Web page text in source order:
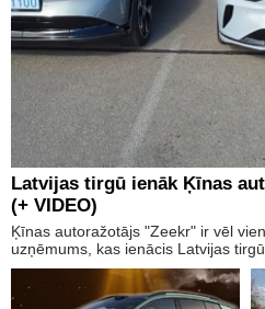
Latvijas tirgū ienāk Ķīnas
(+ VIDEO)
Ķīnas autoražotājs "Zeekr" ir vēl
uzņēmums, kas ienācis Latvijas tirgū.